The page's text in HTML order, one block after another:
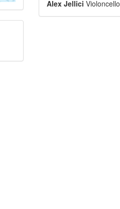
Alex Jellici Violoncello